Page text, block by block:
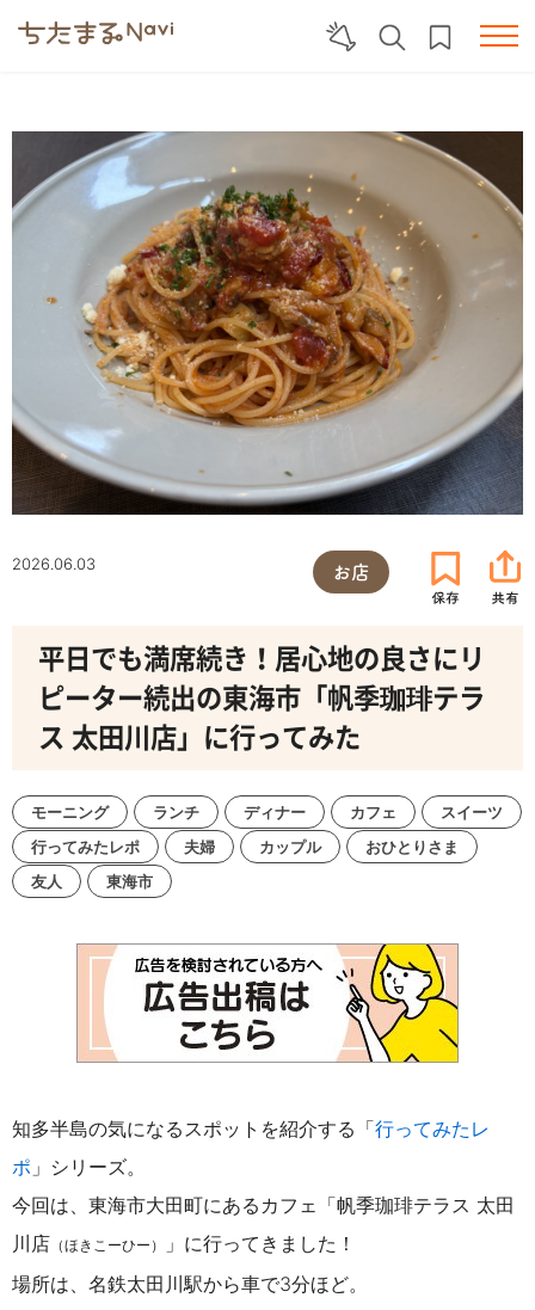
2026.06.03 お店
平日でも満席続き！居心地の良さにリ
ピーター続出の東海市「帆季珈琲テラ
ス 太田川店」に行ってみた
モーニング ランチ ディナー カフェ
スイーツ
行ってみたレポ
夫婦 カップル
おひとりさま
友人
東海市
知多半島の気になるスポットを紹介する「行ってみたレ
ポ 」シリーズ。
今回は、東海市大田町にあるカフェ「帆季珈琲テラス 太田
川店 （ほきこーひー）
」に行ってきました！
場所は、名鉄太田川駅から車で3分ほど。